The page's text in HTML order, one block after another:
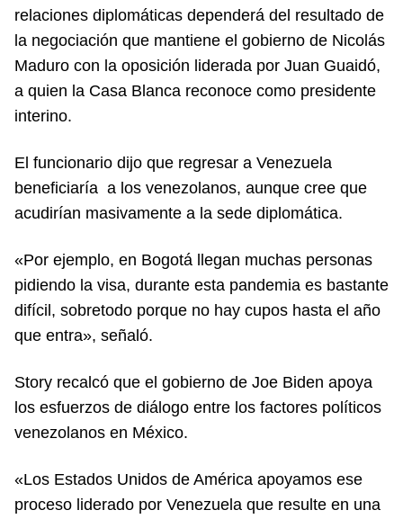
relaciones diplomáticas dependerá del resultado de
la negociación que mantiene el gobierno de Nicolás
Maduro con la oposición liderada por Juan Guaidó,
a quien la Casa Blanca reconoce como presidente
interino.
El funcionario dijo que regresar a Venezuela
beneficiaría a los venezolanos, aunque cree que
acudirían masivamente a la sede diplomática.
«Por ejemplo, en Bogotá llegan muchas personas
pidiendo la visa, durante esta pandemia es bastante
difícil, sobretodo porque no hay cupos hasta el año
que entra», señaló.
Story recalcó que el gobierno de Joe Biden apoya
los esfuerzos de diálogo entre los factores políticos
venezolanos en México.
«Los Estados Unidos de América apoyamos ese
proceso liderado por Venezuela que resulte en una